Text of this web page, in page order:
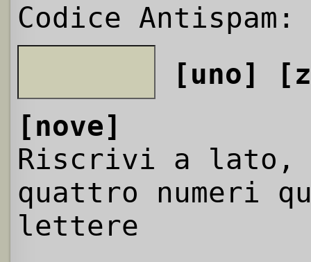
Codice Antispam:
[uno]
[nove]
Riscrivi a
quattro numeri
lettere